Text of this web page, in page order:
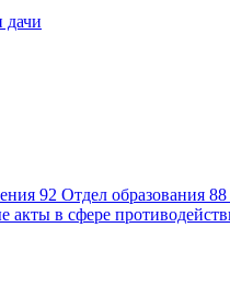
дачи
92 Отдел образования 88
в сфере